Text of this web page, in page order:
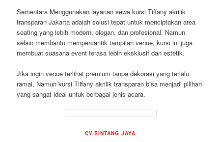
Sementara Menggunakan layanan sewa kursi Tiffany akrilik
transparan Jakarta adalah solusi tepat untuk menciptakan area
seating yang lebih modern, elegan, dan profesional. Namun
selain membantu mempercantik tampilan venue, kursi ini juga
membuat suasana event terasa lebih eksklusif dan estetik.
Jika ingin venue terlihat premium tanpa dekorasi yang terlalu
ramai, Namun kursi Tiffany akrilik transparan bisa menjadi pilihan
yang sangat ideal untuk berbagai jenis acara.
CV.BINTANG JAYA